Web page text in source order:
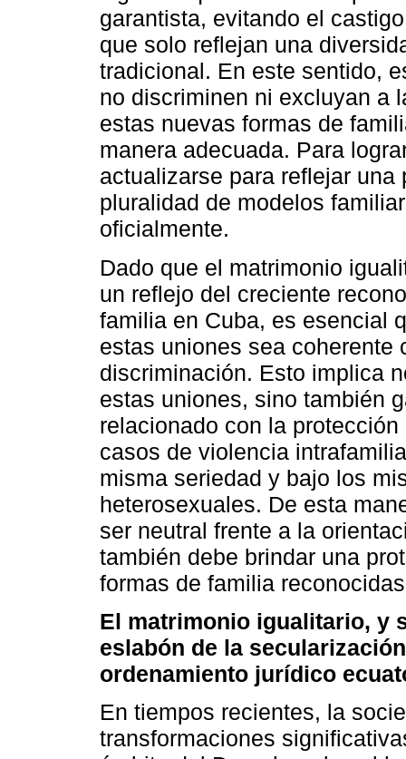
garantista, evitando el
que solo reflejan una
tradicional. En este sentido,
no discriminen ni excluyan a
estas nuevas formas de
manera adecuada. Para
actualizarse para reflejar
pluralidad de modelos
oficialmente.
Dado que el matrimonio
un reflejo del creciente
familia en Cuba, es esencial
estas uniones sea coherente
discriminación. Esto implica
estas uniones, sino también
relacionado con la
casos de violencia
misma seriedad y bajo los
heterosexuales. De esta
ser neutral frente a la
también debe brindar una
formas de familia
El matrimonio igualitario, y
eslabón de la
ordenamiento jurídico
En tiempos recientes, la
transformaciones